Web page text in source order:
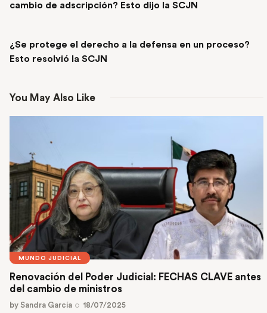
cambio de adscripción? Esto dijo la SCJN
¿Se protege el derecho a la defensa en un proceso?
Esto resolvió la SCJN
You May Also Like
MUNDO JUDICIAL
Renovación del Poder Judicial: FECHAS CLAVE antes
del cambio de ministros
by Sandra García 18/07/2025